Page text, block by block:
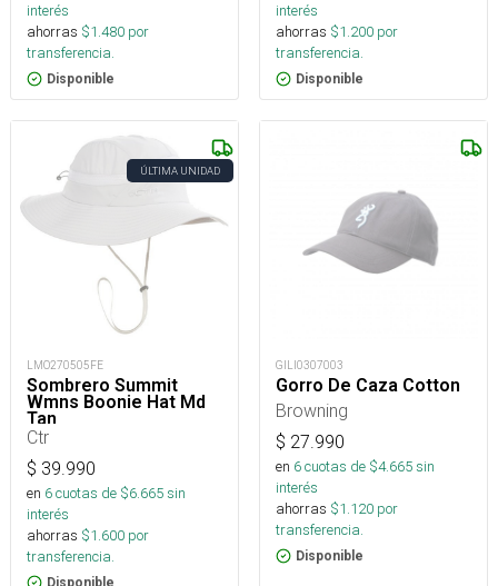
interés
ahorras $1.480 por
transferencia.
Disponible
interés
ahorras $1.200 por
transferencia.
Disponible
ÚLTIMA UNIDAD
LMO270505FE
Sombrero Summit
Wmns Boonie Hat Md
Tan
Ctr
$ 39.990
en 6cuotas de $6.665sin
interés
ahorras $1.600 por
transferencia.
Disponible
GILI0307003
Gorro De Caza Cotton
Browning
$ 27.990
en 6cuotas de $4.665sin
interés
ahorras $1.120 por
transferencia.
Disponible